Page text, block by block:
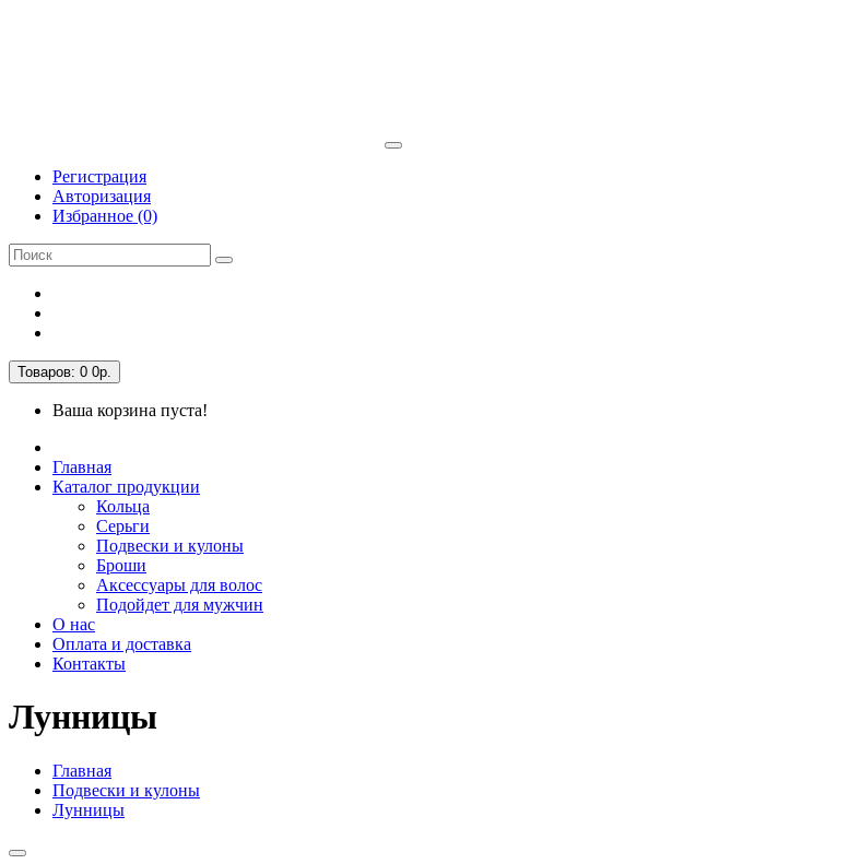
Регистрация
Авторизация
Избранное (0)
Товаров: 0 0р.
Ваша корзина пуста!
Главная
Каталог продукции
Кольца
Серьги
Подвески и кулоны
Броши
Аксессуары для волос
Подойдет для мужчин
О нас
Оплата и доставка
Контакты
Лунницы
Главная
Подвески и кулоны
Лунницы